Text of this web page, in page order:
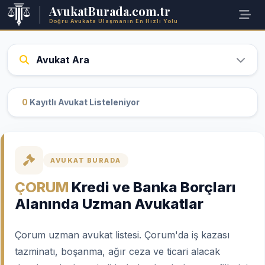
AvukatBurada.com.tr
Doğru Avukata Ulaşmanın En Hızlı Yolu
Avukat Ara
0 Kayıtlı Avukat Listeleniyor
AVUKAT BURADA
ÇORUM Kredi ve Banka Borçları
Alanında Uzman Avukatlar
Çorum uzman avukat listesi. Çorum'da iş kazası
tazminatı, boşanma, ağır ceza ve ticari alacak